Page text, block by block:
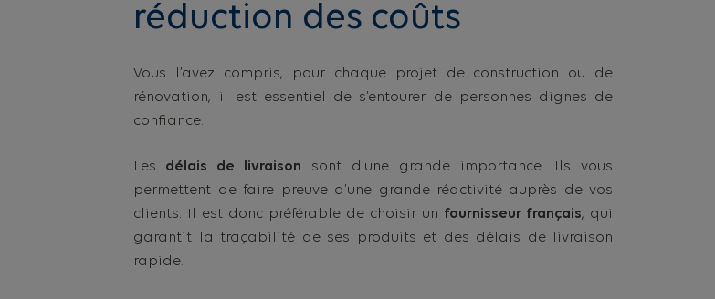
réduction des coûts
Vous l’avez compris, pour chaque projet de construction ou de
rénovation, il est essentiel de s’entourer de personnes dignes de
confiance.
Les délais de livraison sont d’une grande importance. Ils vous
permettent de faire preuve d’une grande réactivité auprès de vos
clients. Il est donc préférable de choisir un fournisseur français, qui
garantit la traçabilité de ses produits et des délais de livraison
rapide.